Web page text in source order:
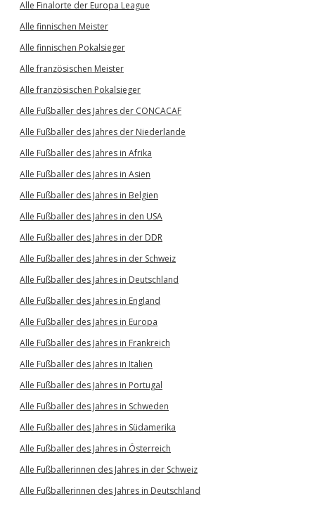
Alle Finalorte der Europa League
Alle finnischen Meister
Alle finnischen Pokalsieger
Alle französischen Meister
Alle französischen Pokalsieger
Alle Fußballer des Jahres der CONCACAF
Alle Fußballer des Jahres der Niederlande
Alle Fußballer des Jahres in Afrika
Alle Fußballer des Jahres in Asien
Alle Fußballer des Jahres in Belgien
Alle Fußballer des Jahres in den USA
Alle Fußballer des Jahres in der DDR
Alle Fußballer des Jahres in der Schweiz
Alle Fußballer des Jahres in Deutschland
Alle Fußballer des Jahres in England
Alle Fußballer des Jahres in Europa
Alle Fußballer des Jahres in Frankreich
Alle Fußballer des Jahres in Italien
Alle Fußballer des Jahres in Portugal
Alle Fußballer des Jahres in Schweden
Alle Fußballer des Jahres in Südamerika
Alle Fußballer des Jahres in Österreich
Alle Fußballerinnen des Jahres in der Schweiz
Alle Fußballerinnen des Jahres in Deutschland